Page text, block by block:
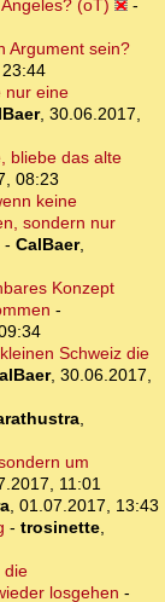
(oT)
-
Argument sein?
nur eine
, 30.06.2017,
bliebe das alte
08:23
keine
sondern nur
- CalBaer,
Konzept
-
Schweiz die
, 30.06.2017,
,
um
11:01
, 01.07.2017, 13:43
- trosinette,
die
losgehen -